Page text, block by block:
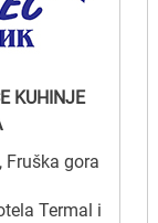
KUHINJE
Fruška gora
Termal i